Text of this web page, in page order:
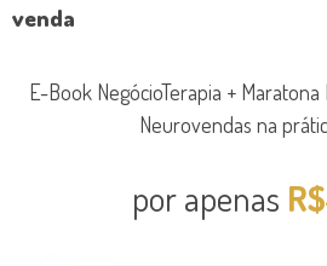
venda
E-Book NegócioTerapia +
Neurovendas na
por apenas